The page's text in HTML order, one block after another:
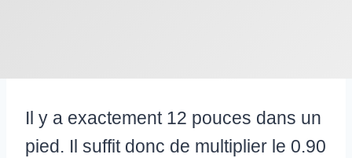
Il y a exactement 12 pouces dans un
pied. Il suffit donc de multiplier le 0.90